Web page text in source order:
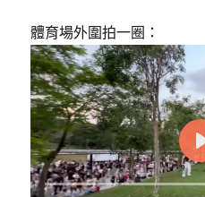
體育場外圍拍一圈：